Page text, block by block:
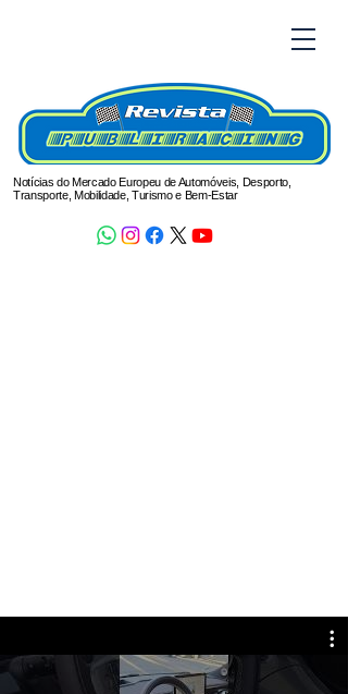
Notícias do Mercado Europeu de Automóveis, Desporto,
Transporte, Mobilidade, Turismo e Bem-Estar